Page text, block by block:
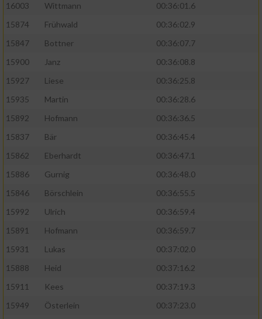
16003
Wittmann
00:36:01.6
15874
Frühwald
00:36:02.9
15847
Bottner
00:36:07.7
15900
Janz
00:36:08.8
15927
Liese
00:36:25.8
15935
Martin
00:36:28.6
15892
Hofmann
00:36:36.5
15837
Bär
00:36:45.4
15862
Eberhardt
00:36:47.1
15886
Gurnig
00:36:48.0
15846
Börschlein
00:36:55.5
15992
Ulrich
00:36:59.4
15891
Hofmann
00:36:59.7
15931
Lukas
00:37:02.0
15888
Heid
00:37:16.2
15911
Kees
00:37:19.3
15949
Österlein
00:37:23.0